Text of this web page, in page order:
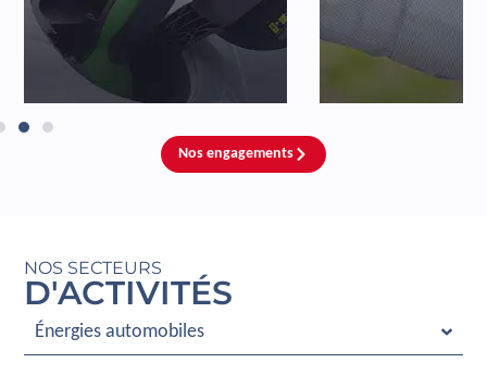
Nos engagements
NOS SECTEURS
D'ACTIVITÉS
Énergies automobiles